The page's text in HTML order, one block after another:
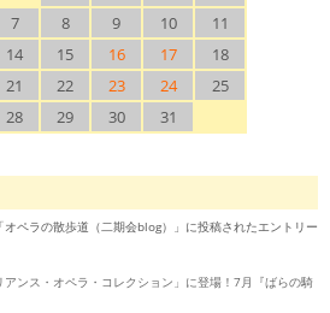
7 8 9 10
11
14 15 16 17
18
21 22 23 24
25
28 29 30 31
ペラの散歩道（二期会blog）」に投稿されたエントリー
ンス・オペラ・コレクション」に登場！7月『ばらの騎